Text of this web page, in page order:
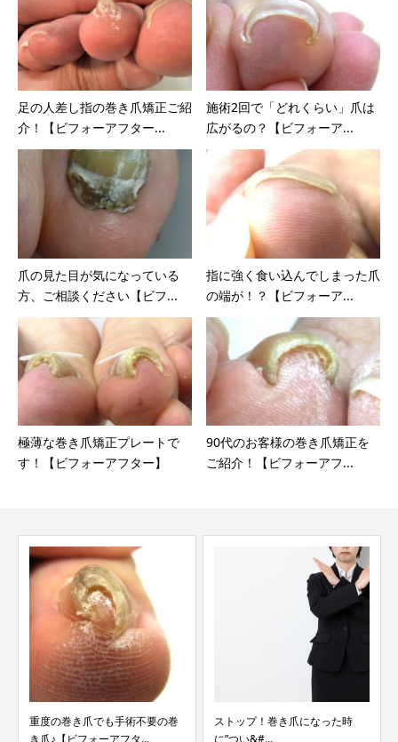
足の人差し指の巻き爪矯正ご紹
介！【ビフォーアフター...
施術2回で「どれくらい」爪は
広がるの？【ビフォーア...
爪の見た目が気になっている
方、ご相談ください【ビフ...
指に強く食い込んでしまった爪
の端が！？【ビフォーア...
極薄な巻き爪矯正プレートで
す！【ビフォーアフター】
90代のお客様の巻き爪矯正を
ご紹介！【ビフォーアフ...
術不要の巻
タ...
ストップ！巻き爪になった時
に”つい&#...
両足の親指が巻き爪で